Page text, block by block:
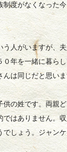
度がなくなった
人がいますが、
年を一緒に暮ら
んは同じだと思い
の姓です。両親
はありません。
しょう。ジャン